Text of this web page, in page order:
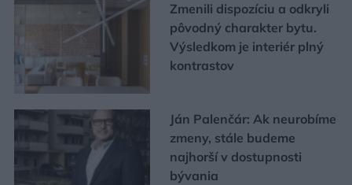
Zmenili dispozíciu a odkryli
pôvodný charakter bytu.
Výsledkom je interiér plný
kontrastov
Ján Palenčár: Ak neurobíme
zmeny, stále budeme
najhorší v dostupnosti
bývania